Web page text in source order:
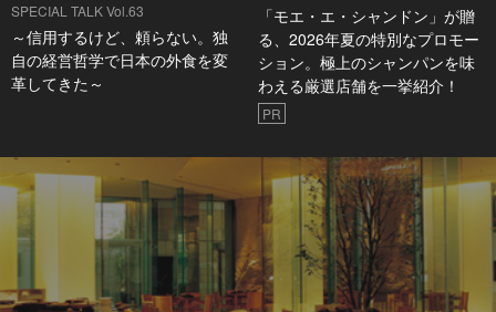
SPECIAL TALK Vol.63
～信用するけど、頼らない。独
自の経営哲学で日本の外食を変
革してきた～
「モエ・エ・シャンドン」が贈
る、2026年夏の特別なプロモー
ション。極上のシャンパンを味
わえる厳選店舗を一挙紹介！
PR